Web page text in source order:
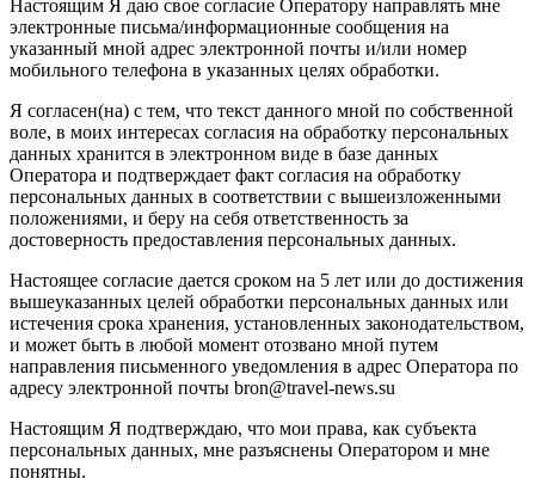
Настоящим Я даю свое согласие Оператору направлять мне
электронные письма/информационные сообщения на
указанный мной адрес электронной почты и/или номер
мобильного телефона в указанных целях обработки.
Я согласен(на) с тем, что текст данного мной по собственной
воле, в моих интересах согласия на обработку персональных
данных хранится в электронном виде в базе данных
Оператора и подтверждает факт согласия на обработку
персональных данных в соответствии с вышеизложенными
положениями, и беру на себя ответственность за
достоверность предоставления персональных данных.
Настоящее согласие дается сроком на 5 лет или до достижения
вышеуказанных целей обработки персональных данных или
истечения срока хранения, установленных законодательством,
и может быть в любой момент отозвано мной путем
направления письменного уведомления в адрес Оператора по
адресу электронной почты bron@travel-news.su
Настоящим Я подтверждаю, что мои права, как субъекта
персональных данных, мне разъяснены Оператором и мне
понятны.